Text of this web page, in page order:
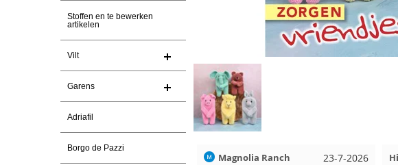
Stoffen en te bewerken
artikelen
Vilt
Garens
Adriafil
Borgo de Pazzi
23-7-2026
Magnolia Ranch